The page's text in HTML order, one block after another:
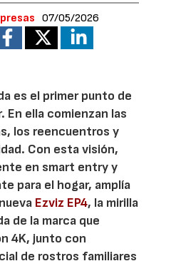
07/05/2026
es el primer punto de
ella comienzan las
los reencuentros y
Con esta visión,
en smart entry y
para el hogar, amplía
Ezviz EP4, la mirilla
de la marca que
4K, junto con
de rostros familiares